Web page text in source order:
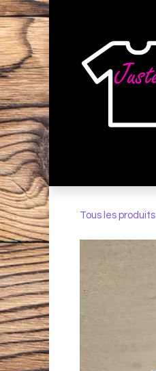
Se rendre au contenu
Tous les produits